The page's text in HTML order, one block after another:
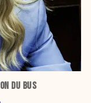
DU BUS